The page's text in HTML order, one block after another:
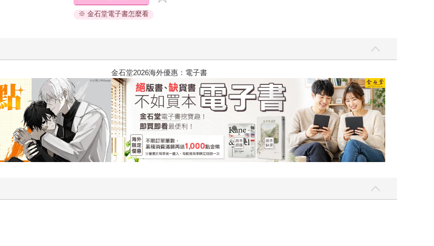
※ 金石堂電子書怎麼看
2026金石堂暑假漫博〈你好，我吃一點〉第二波